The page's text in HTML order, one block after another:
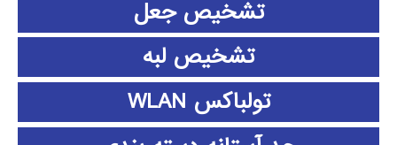
تشخیص جعل
تشخیص لبه
تولباکس WLAN